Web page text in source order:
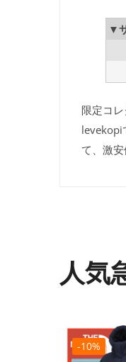
▼
限定コ
levekopi
て、激安
人気
-10%